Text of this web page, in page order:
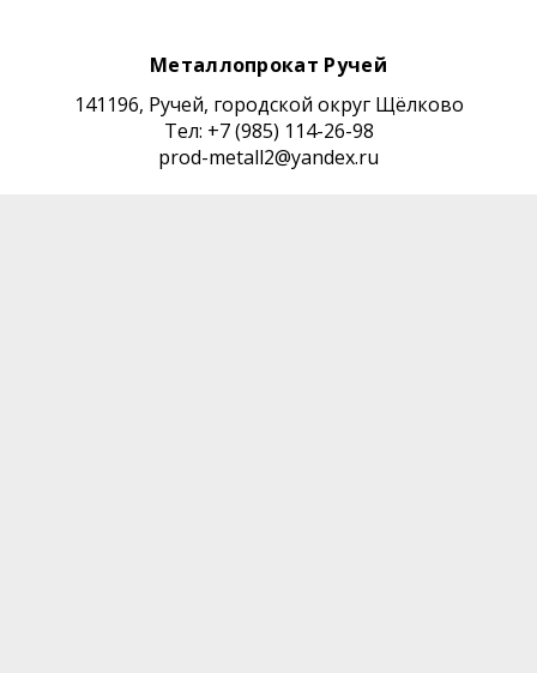
Металлопрокат Ручей
141196, Ручей, городской округ Щёлково
Тел: +7 (985) 114-26-98
prod-metall2@yandex.ru